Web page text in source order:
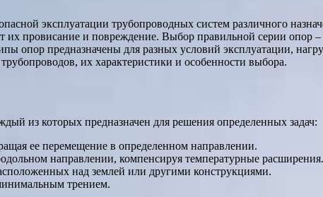
эксплуатации трубопроводных систем различного
провисание и повреждение. Выбор правильной серии опор
опор предназначены для разных условий эксплуатации,
их характеристики и особенности выбора.
из которых предназначен для решения определенных задач:
ее перемещение в определенном направлении.
направлении, компенсируя температурные расширения.
над землей или другими конструкциями.
трением.